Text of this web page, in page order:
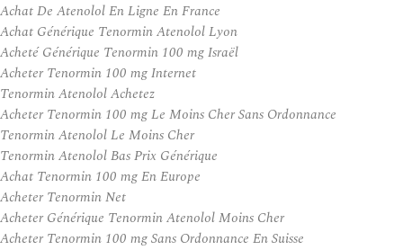
Achat De Atenolol En Ligne En France
Achat Générique Tenormin Atenolol Lyon
Acheté Générique Tenormin 100 mg Israël
Acheter Tenormin 100 mg Internet
Tenormin Atenolol Achetez
Acheter Tenormin 100 mg Le Moins Cher Sans Ordonnance
Tenormin Atenolol Le Moins Cher
Tenormin Atenolol Bas Prix Générique
Achat Tenormin 100 mg En Europe
Acheter Tenormin Net
Acheter Générique Tenormin Atenolol Moins Cher
Acheter Tenormin 100 mg Sans Ordonnance En Suisse